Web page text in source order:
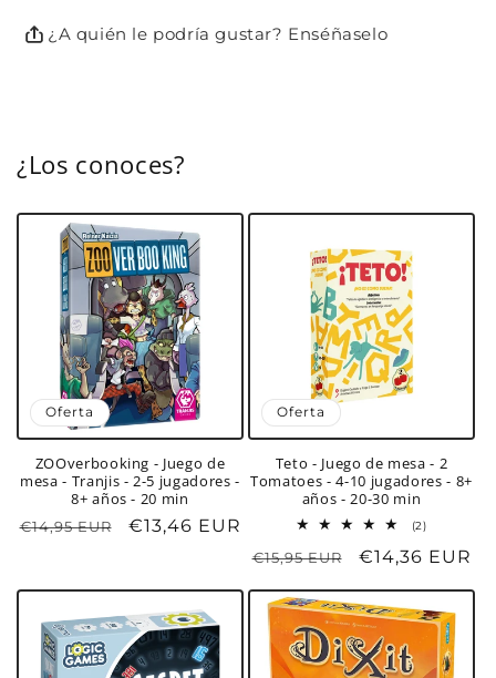
¿A quién le podría gustar? Enséñaselo
¿Los conoces?
Oferta
ZOOverbooking - Juego de
mesa - Tranjis - 2-5 jugadores -
8+ años - 20 min
Precio
€14,95 EUR
Precio
€13,46 EUR
Oferta
Teto - Juego de mesa - 2
Tomatoes - 4-10 jugadores - 8+
años - 20-30 min
(2)2
totales
Precio
€15,95 EUR
Precio
oferta
€14,36 EUR